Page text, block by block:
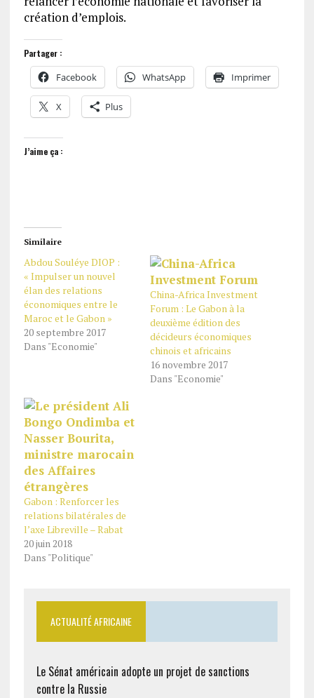
création d’emplois.
Partager :
Facebook WhatsApp Imprimer
X Plus
J’aime ça :
Similaire
Abdou Souléye DIOP :
« Impulser un nouvel
élan des relations
économiques entre le
Maroc et le Gabon »
20 septembre 2017
Dans "Economie"
China-Africa Investment
Forum : Le Gabon à la
deuxième édition des
décideurs économiques
chinois et africains
16 novembre 2017
Dans "Economie"
Gabon : Renforcer les
relations bilatérales de
l’axe Libreville – Rabat
20 juin 2018
Dans "Politique"
ACTUALITÉ AFRICAINE
Le Sénat américain adopte un projet de sanctions
contre la Russie